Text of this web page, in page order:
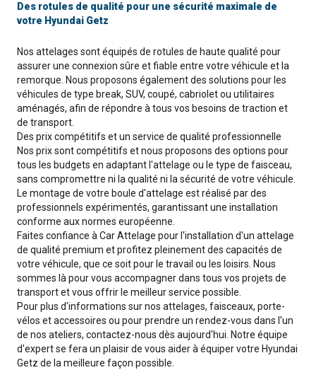
Des rotules de qualité pour une sécurité maximale de
votre Hyundai Getz
Nos attelages sont équipés de rotules de haute qualité pour
assurer une connexion sûre et fiable entre votre véhicule et la
remorque. Nous proposons également des solutions pour les
véhicules de type break, SUV, coupé, cabriolet ou utilitaires
aménagés, afin de répondre à tous vos besoins de traction et
de transport.
Des prix compétitifs et un service de qualité professionnelle
Nos prix sont compétitifs et nous proposons des options pour
tous les budgets en adaptant l'attelage ou le type de faisceau,
sans compromettre ni la qualité ni la sécurité de votre véhicule.
Le montage de votre boule d'attelage est réalisé par des
professionnels expérimentés, garantissant une installation
conforme aux normes européenne.
Faites confiance à Car Attelage pour l'installation d'un attelage
de qualité premium et profitez pleinement des capacités de
votre véhicule, que ce soit pour le travail ou les loisirs. Nous
sommes là pour vous accompagner dans tous vos projets de
transport et vous offrir le meilleur service possible.
Pour plus d'informations sur nos attelages, faisceaux, porte-
vélos et accessoires ou pour prendre un rendez-vous dans l'un
de nos ateliers, contactez-nous dès aujourd'hui. Notre équipe
d'expert se fera un plaisir de vous aider à équiper votre Hyundai
Getz de la meilleure façon possible.